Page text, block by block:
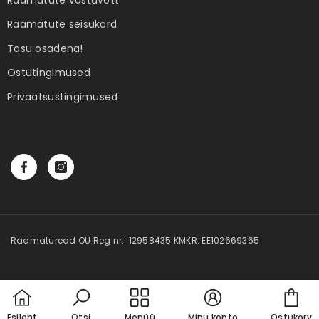
Raamatute seisukord
Tasu osadena!
Ostutingimused
Privaatsustingimused
Raamaturead OÜ Reg nr.: 12958435 KMKR: EE102669365
Ebatäiuslik minevik